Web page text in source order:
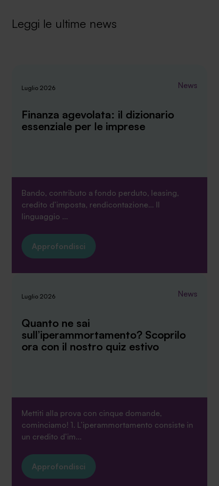
Leggi le ultime news
Luglio 2026 News
Finanza agevolata: il dizionario
essenziale per le imprese
Bando, contributo a fondo perduto, leasing,
credito d’imposta, rendicontazione… Il
linguaggio ...
Approfondisci
Luglio 2026 News
Quanto ne sai
sull’iperammortamento? Scoprilo
ora con il nostro quiz estivo
Mettiti alla prova con cinque domande,
cominciamo! 1. L’iperammortamento consiste in
un credito d’im...
Approfondisci